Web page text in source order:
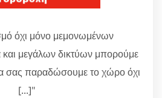
όχι μόνο μεμονωμένων
μεγάλων δικτύων μπορούμε
σας παραδώσουμε το χώρο όχι
[...]"